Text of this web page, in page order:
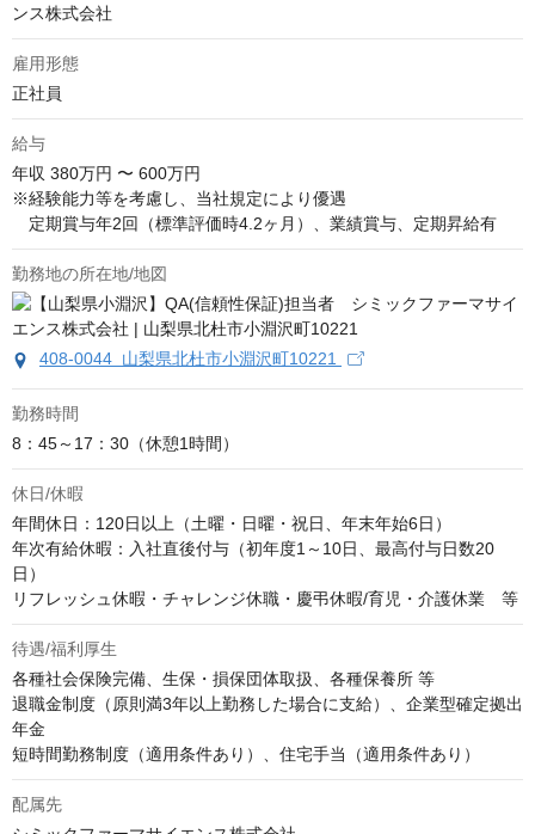
ンス株式会社
雇用形態
正社員
給与
年収 380万円 〜 600万円
※経験能力等を考慮し、当社規定により優遇
定期賞与年2回（標準評価時4.2ヶ月）、業績賞与、定期昇給有
勤務地の所在地/地図
408-0044 山梨県北杜市小淵沢町10221
勤務時間
8：45～17：30（休憩1時間）
休日/休暇
年間休日：120日以上（土曜・日曜・祝日、年末年始6日）
年次有給休暇：入社直後付与（初年度1～10日、最高付与日数20
日）
リフレッシュ休暇・チャレンジ休職・慶弔休暇/育児・介護休業　等
待遇/福利厚生
各種社会保険完備、生保・損保団体取扱、各種保養所 等
退職金制度（原則満3年以上勤務した場合に支給）、企業型確定拠出
年金
短時間勤務制度（適用条件あり）、住宅手当（適用条件あり）
配属先